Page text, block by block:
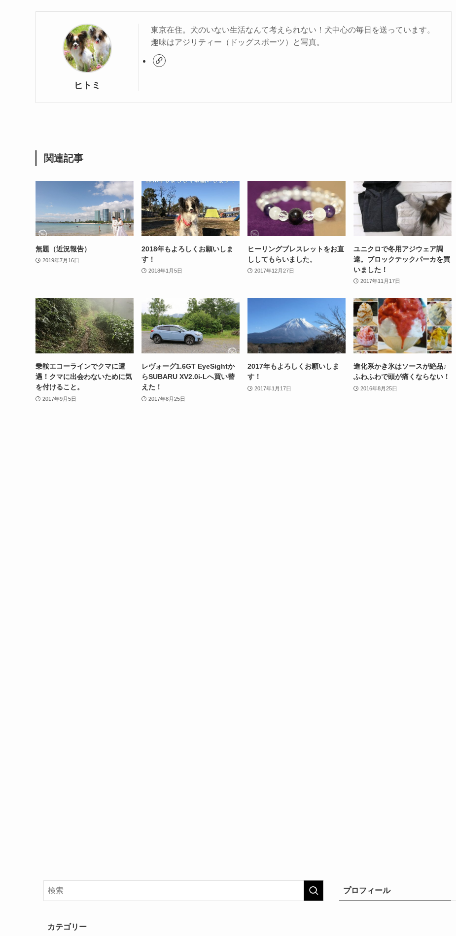
ヒトミ
東京在住。犬のいない生活なんて考えられない！犬中心の毎日を送っています。
趣味はアジリティー（ドッグスポーツ）と写真。
関連記事
無題（近況報告）
2019年7月16日
2018年もよろしくお願いしま
す！
2018年1月5日
ヒーリングブレスレットをお直
ししてもらいました。
2017年12月27日
ユニクロで冬用アジウェア調
達。ブロックテックパーカを買
いました！
2017年11月17日
乗鞍エコーラインでクマに遭
遇！クマに出会わないために気
を付けること。
2017年9月5日
レヴォーグ1.6GT EyeSightか
らSUBARU XV2.0i-Lへ買い替
えた！
2017年8月25日
2017年もよろしくお願いしま
す！
2017年1月17日
進化系かき氷はソースが絶品♪
ふわふわで頭が痛くならない！
2016年8月25日
カテゴリー
プロフィール